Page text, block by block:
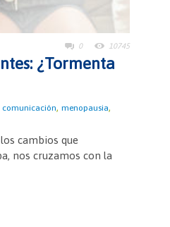
0 10745
¿Tormenta
comunicación, menopausia,
cambios que
nos cruzamos con la